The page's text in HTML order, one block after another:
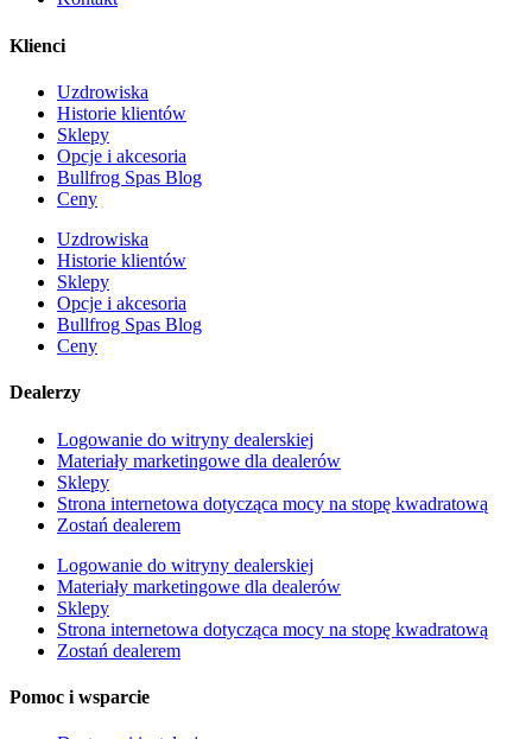
Klienci
Uzdrowiska
Historie klientów
Sklepy
Opcje i akcesoria
Bullfrog Spas Blog
Ceny
Uzdrowiska
Historie klientów
Sklepy
Opcje i akcesoria
Bullfrog Spas Blog
Ceny
Dealerzy
Logowanie do witryny dealerskiej
Materiały marketingowe dla dealerów
Sklepy
Strona internetowa dotycząca mocy na stopę kwadratową
Zostań dealerem
Logowanie do witryny dealerskiej
Materiały marketingowe dla dealerów
Sklepy
Strona internetowa dotycząca mocy na stopę kwadratową
Zostań dealerem
Pomoc i wsparcie